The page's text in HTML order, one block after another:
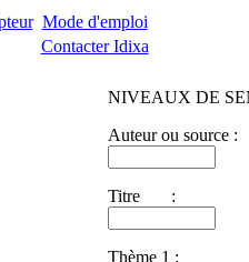
Mode d'emploi
Contacter Idixa
NIVEAUX DE
Auteur ou source :
Titre :
Thème 1 :